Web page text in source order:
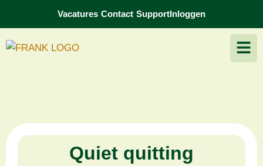
Vacatures Contact SupportInloggen
Quiet quitting